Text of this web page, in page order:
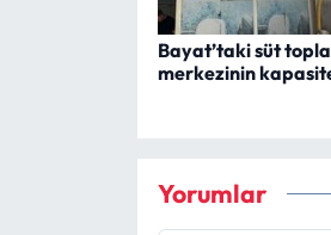
Bayat’taki süt
merkezinin
Yorumlar